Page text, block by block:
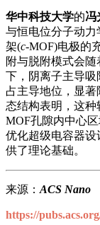
华中科技大学的冯
与恒电位分子动力
架(c-MOF)电极的
附与脱附模式会
下，阴离子主导吸
占主导地位，显
态结构表明，这
MOF孔隙内中心
优化超级电容器
供了理论基础。
来源： ACS Nano
https://